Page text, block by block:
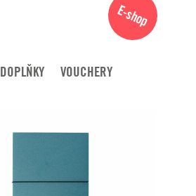
E-shop
DOPLŇKY VOUCHERY